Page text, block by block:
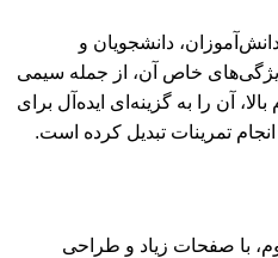
برای دانش‌آموزان، دانشجویان و
خاص آن، از جمله سیمی
آن را به گزینه‌ای ایده‌آل برای
تمرینات تبدیل کرده است.
با صفحات زیاد و طراحی